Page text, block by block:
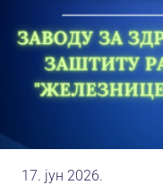
17. јун 2026.